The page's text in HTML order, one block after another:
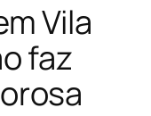
Vila
faz